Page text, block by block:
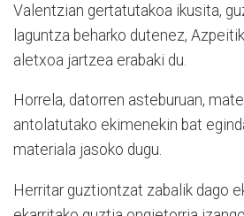
Valentzian gertatutakoa ikusita,
laguntza beharko dutenez,
aletxoa jartzea erabaki du.
Horrela, datorren asteburuan,
antolatutako ekimenekin bat
materiala jasoko dugu.
Herritar guztiontzat zabalik dago